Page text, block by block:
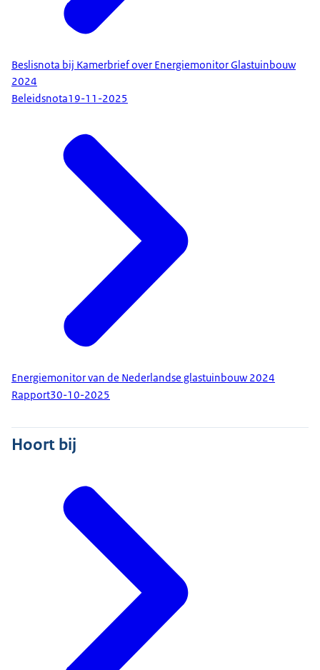
Beslisnota bij Kamerbrief over Energiemonitor Glastuinbouw
2024
Beleidsnota19-11-2025
Energiemonitor van de Nederlandse glastuinbouw 2024
Rapport30-10-2025
Hoort bij